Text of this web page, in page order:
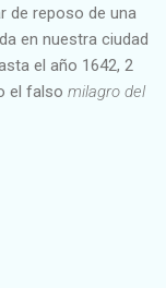
de reposo de una
en nuestra ciudad
el año 1642, 2
el falso milagro del